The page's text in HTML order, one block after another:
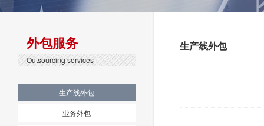
外包服务
Outsourcing services
生产线外包
业务外包
生产线外包